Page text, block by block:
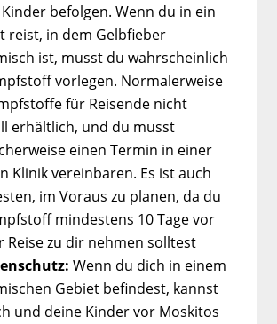
befolgen. Wenn du in ein
reist, in dem Gelbfieber
ist, musst du wahrscheinlich
vorlegen. Normalerweise
für Reisende nicht
erhältlich, und du musst
einen Termin in einer
Klinik vereinbaren. Es ist auch
im Voraus zu planen, da du
mindestens 10 Tage vor
Reise zu dir nehmen solltest
Wenn du dich in einem
Gebiet befindest, kannst
und deine Kinder vor Moskitos